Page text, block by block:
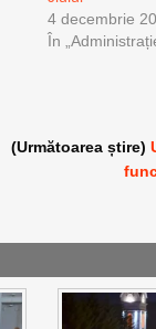
4 decembrie
În
(Următoarea știre)